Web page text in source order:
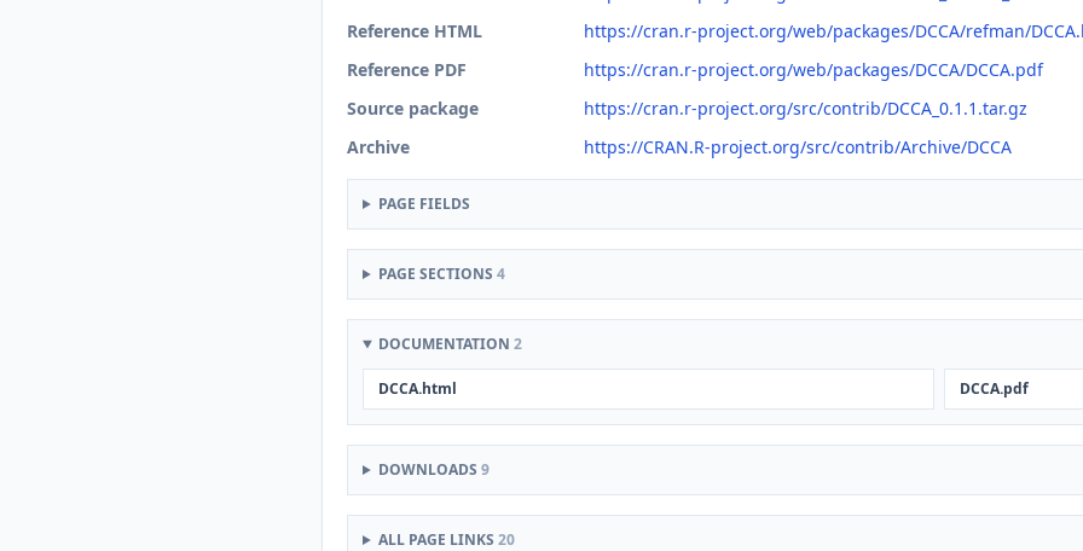
Reference HTML
https://cran.r-project.org/web/packages/DCCA/refman/
Reference PDF
https://cran.r-project.org/web/packages/DCCA/DCCA.pdf
Source package
https://cran.r-project.org/src/contrib/DCCA_0.1.1.tar.gz
Archive
https://CRAN.R-project.org/src/contrib/Archive/DCCA
PAGE FIELDS
PAGE SECTIONS 4
DOCUMENTATION 2
DCCA.html DCCA.pdf
DOWNLOADS 9
ALL PAGE LINKS 20